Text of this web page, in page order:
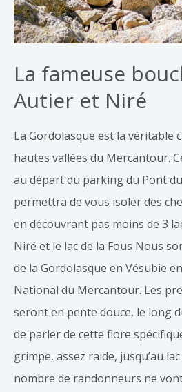
La fameuse
Autier et Niré
La Gordolasque est la véritable
hautes vallées du Mercantour.
au départ du parking du Pont
permettra de vous isoler des
en découvrant pas moins de 3
Niré et le lac de la Fous Nous
de la Gordolasque en Vésubie
National du Mercantour. Les
seront en pente douce, le long
de parler de cette flore
grimpe, assez raide, jusqu’au
nombre de randonneurs ne